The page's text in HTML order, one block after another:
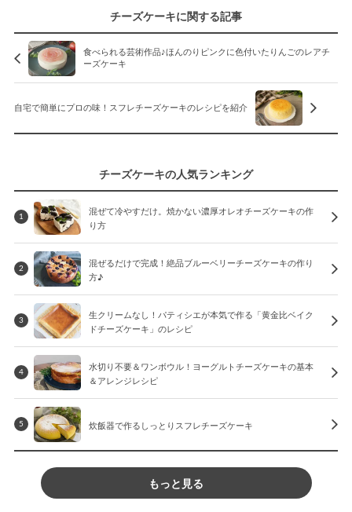
チーズケーキに関する記事
食べられる芸術作品♪ほんのりピンクに色付いたりんごのレアチ
ーズケーキ
自宅で簡単にプロの味！スフレチーズケーキのレシピを紹介
チーズケーキの人気ランキング
1
混ぜて冷やすだけ。焼かない濃厚オレオチーズケーキの作
り方
2
混ぜるだけで完成！絶品ブルーベリーチーズケーキの作り
方♪
3
生クリームなし！パティシエが本気で作る「黄金比ベイク
ドチーズケーキ」のレシピ
4
水切り不要＆ワンボウル！ヨーグルトチーズケーキの基本
＆アレンジレシピ
5 炊飯器で作るしっとりスフレチーズケーキ
もっと見る